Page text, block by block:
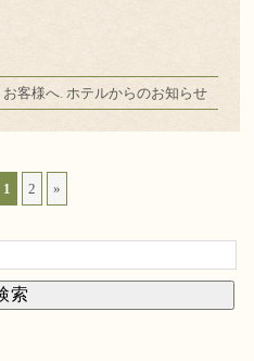
お客様へ. ホテルからのお知らせ
1 2 »